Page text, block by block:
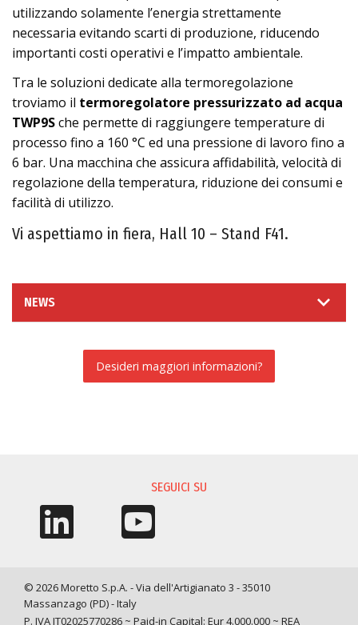
utilizzando solamente l’energia strettamente
necessaria evitando scarti di produzione, riducendo
importanti costi operativi e l’impatto ambientale.
Tra le soluzioni dedicate alla termoregolazione
troviamo il termoregolatore pressurizzato ad acqua
TWP9Sche permette di raggiungere temperature di
processo fino a 160 °C ed una pressione di lavoro fino a
6 bar. Una macchina che assicura affidabilità, velocità di
regolazione della temperatura, riduzione dei consumi e
facilità di utilizzo.
Vi aspettiamo in fiera, Hall 10 – Stand F41.
NEWS
Desideri maggiori informazioni?
SEGUICI SU
© 2026 Moretto S.p.A. - Via dell'Artigianato 3 - 35010
Massanzago (PD) - Italy
P. IVA IT02025770286 ~ Paid-in Capital: Eur 4.000.000 ~ REA